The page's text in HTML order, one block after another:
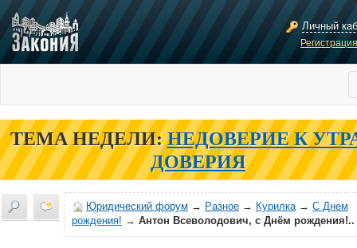
Личный
ТЕМА НЕДЕЛИ: НЕДОВЕРИЕ К
ДОВЕРИЯ
Юридический форум → Разное → Курилка→ С Днем
рождения! → Антон Всеволодович, с Днём рождения!..